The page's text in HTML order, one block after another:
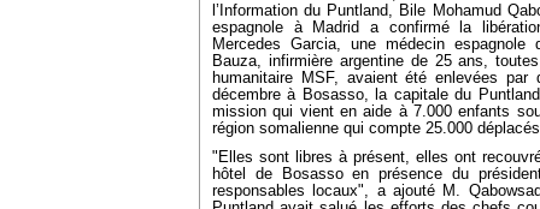
l’Information du Puntland, Bile Mohamud
espagnole à Madrid a confirmé la
Mercedes Garcia, une médecin
Bauza, infirmière argentine de 25 ans,
humanitaire MSF, avaient été enlevées
décembre à Bosasso, la capitale du
mission qui vient en aide à 7.000 enfants
région somalienne qui compte 25.000
"Elles sont libres à présent, elles ont
hôtel de Bosasso en présence du
responsables locaux", a ajouté M.